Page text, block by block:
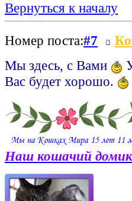
Вернуться к началу
Номер поста:#7
Мы здесь, с Вами
Вас будет хорошо.
Наш кошачий домик